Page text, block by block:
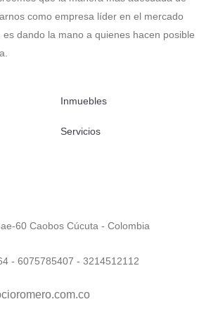
como empresa líder en el mercado
dando la mano a quienes hacen posible
Inmuebles
Servicios
60 Caobos Cúcuta - Colombia
- 6075785407 - 3214512112